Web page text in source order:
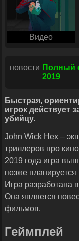
Видео
новости Полный
2019
Быстрая,
игрок действует
убийцу.
John Wick Hex –
триллеров про
2019 года игра
позже
Игра разработана
Она является
фильмов.
Геймплей